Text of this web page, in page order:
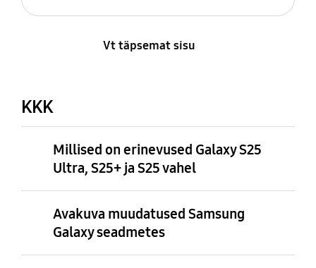
Vt täpsemat sisu
KKK
Millised on erinevused Galaxy S25
Ultra, S25+ ja S25 vahel
Avakuva muudatused Samsung
Galaxy seadmetes